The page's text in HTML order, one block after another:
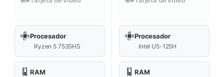
Procesador
Ryzen 5 7535HS
RAM
Procesador
Intel U5-125H
RAM